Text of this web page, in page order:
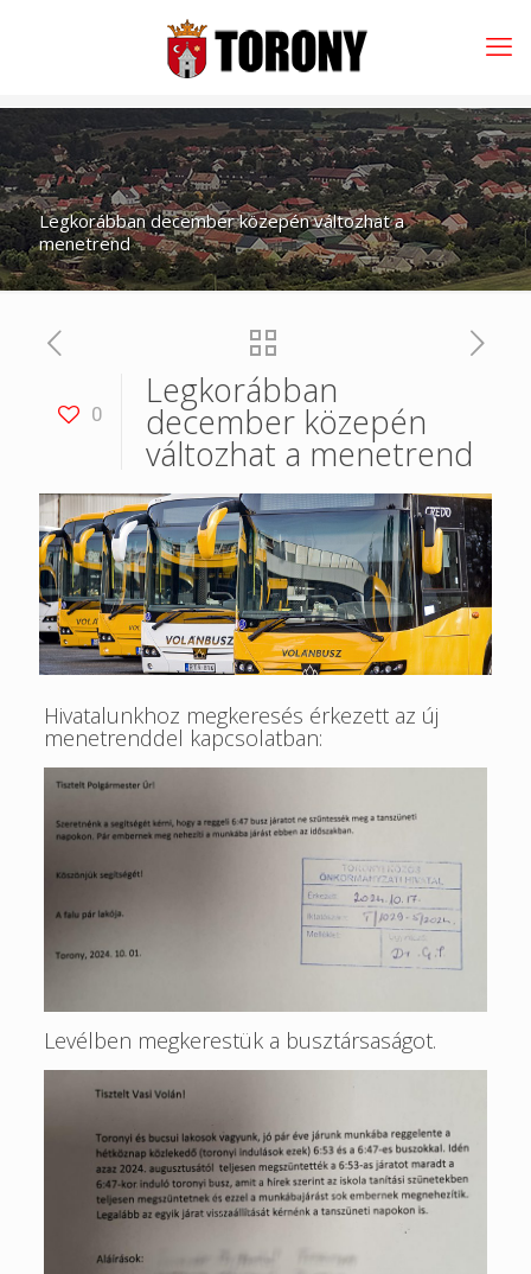
Legkorábban december közepén változhat a
menetrend
0
Legkorábban
december közepén
változhat a menetrend
Hivatalunkhoz megkeresés érkezett az új
menetrenddel kapcsolatban:
Levélben megkerestük a busztársaságot.